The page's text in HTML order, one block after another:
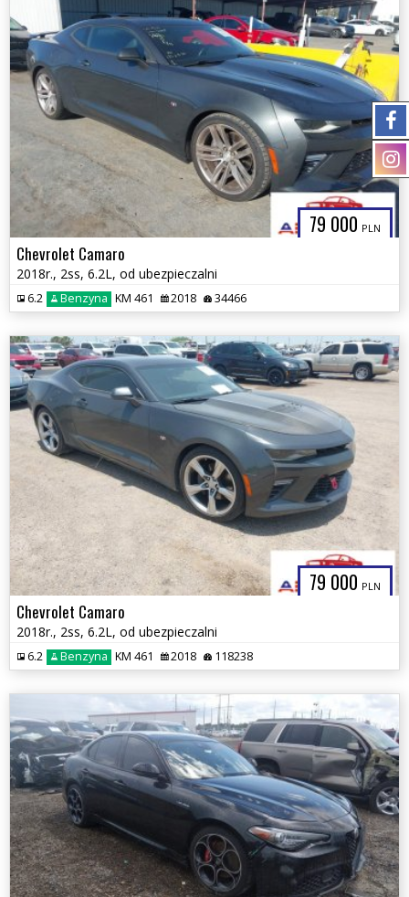
79 000 PLN
Chevrolet Camaro
2018r., 2ss, 6.2L, od ubezpieczalni
6.2 Benzyna KM 461 2018 34466
79 000 PLN
Chevrolet Camaro
2018r., 2ss, 6.2L, od ubezpieczalni
6.2 Benzyna KM 461 2018 118238